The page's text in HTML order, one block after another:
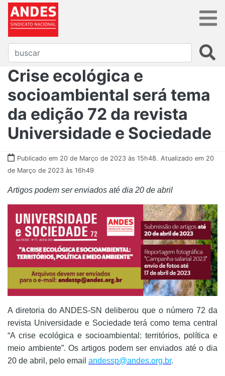
Crise ecológica e
socioambiental será tema
da edição 72 da revista
Universidade e Sociedade
Publicado em 20 de Março de 2023 às 15h48. Atualizado em 20
de Março de 2023 às 16h49
Artigos podem ser enviados até dia 20 de abril
A diretoria do ANDES-SN deliberou que o número 72 da
revista Universidade e Sociedade terá como tema central
“A crise ecológica e socioambiental: territórios, política e
meio ambiente”. Os artigos podem ser enviados até o dia
20 de abril, pelo email andessp@andes.org.br.